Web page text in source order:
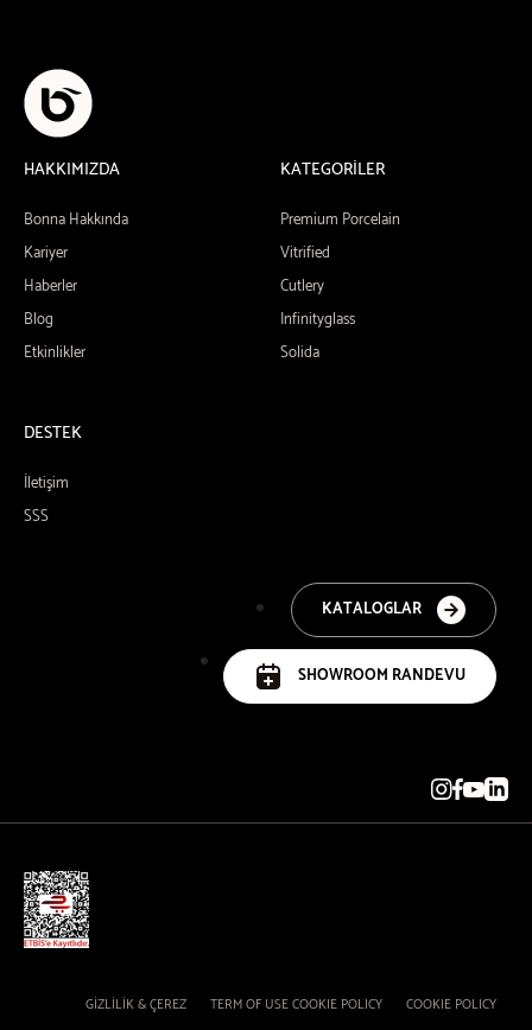
HAKKIMIZDA
Bonna Hakkında
Kariyer
Haberler
Blog
Etkinlikler
KATEGORİLER
Premium Porcelain
Vitrified
Cutlery
Infinityglass
Solida
DESTEK
İletişim
SSS
KATALOGLAR
SHOWROOM RANDEVU
GİZLİLİK & ÇEREZ TERM OF USE COOKIE POLICY COOKIE POLICY